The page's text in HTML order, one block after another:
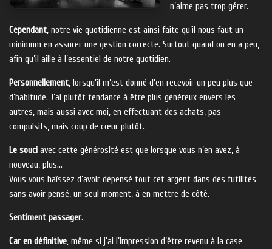
n’aime pas trop gérer.
Cependant, notre vie quotidienne est ainsi faite qu’il nous faut un
minimum en assurer une gestion correcte. Surtout quand on en a peu,
afin qu’il aille à l’essentiel de notre quotidien.
Personnellement, lorsqu’il m’est donné d’en recevoir un peu plus que
d’habitude. J’ai plutôt tendance à être plus généreux envers les
autres, mais aussi avec moi, en effectuant des achats, pas
compulsifs, mais coup de cœur plutôt.
Le souci avec cette générosité est que lorsque vous n’en avez, à
nouveau, plus…
Vous vous haïssez d’avoir dépensé tout cet argent dans des futilités
sans avoir pensé, un seul moment, à en mettre de côté.
Sentiment passager.
Car en définitive, même si j’ai l’impression d’être revenu à la case